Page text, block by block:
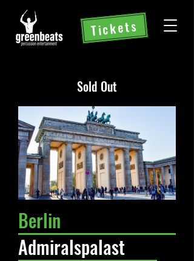
Tickets
Sold Out
Berlin
Admiralspalast